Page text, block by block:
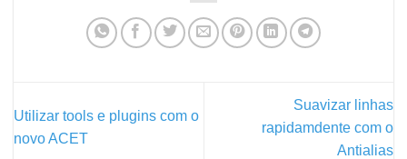
Utilizar tools e plugins com o
novo ACET
Suavizar linhas
rapidamdente com o
Antialias